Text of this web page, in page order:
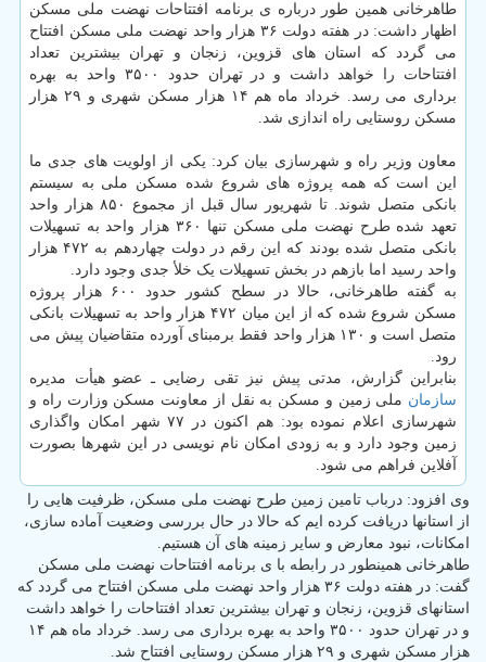
طاهرخانی همین طور درباره ی برنامه افتتاحات نهضت ملی مسکن
اظهار داشت: در هفته دولت ۳۶ هزار واحد نهضت ملی مسکن افتتاح
می گردد که استان های قزوین، زنجان و تهران بیشترین تعداد
افتتاحات را خواهد داشت و در تهران حدود ۳۵۰۰ واحد به بهره
برداری می رسد. خرداد ماه هم ۱۴ هزار مسکن شهری و ۲۹ هزار
مسکن روستایی راه اندازی شد.
معاون وزیر راه و شهرسازی بیان کرد: یکی از اولویت های جدی ما
این است که همه پروژه های شروع شده مسکن ملی به سیستم
بانکی متصل شوند. تا شهریور سال قبل از مجموع ۸۵۰ هزار واحد
تعهد شده طرح نهضت ملی مسکن تنها ۳۶۰ هزار واحد به تسهیلات
بانکی متصل شده بودند که این رقم در دولت چهاردهم به ۴۷۲ هزار
واحد رسید اما بازهم در بخش تسهیلات یک خلأ جدی وجود دارد.
به گفته طاهرخانی، حالا در سطح کشور حدود ۶۰۰ هزار پروژه
مسکن شروع شده که از این میان ۴۷۲ هزار واحد به تسهیلات بانکی
متصل است و ۱۳۰ هزار واحد فقط برمبنای آورده متقاضیان پیش می
رود.
بنابراین گزارش، مدتی پیش نیز تقی رضایی ـ عضو هیأت مدیره
سازمان ملی زمین و مسکن به نقل از معاونت مسکن وزارت راه و
شهرسازی اعلام نموده بود: هم اکنون در ۷۷ شهر امکان واگذاری
زمین وجود دارد و به زودی امکان نام نویسی در این شهرها بصورت
آفلاین فراهم می شود.
وی افزود: درباب تامین زمین طرح نهضت ملی مسکن، ظرفیت هایی را
از استانها دریافت کرده ایم که حالا در حال بررسی وضعیت آماده سازی،
امکانات، نبود معارض و سایر زمینه های آن هستیم.
طاهرخانی همینطور در رابطه با ی برنامه افتتاحات نهضت ملی مسکن
گفت: در هفته دولت ۳۶ هزار واحد نهضت ملی مسکن افتتاح می گردد که
استانهای قزوین، زنجان و تهران بیشترین تعداد افتتاحات را خواهد داشت
و در تهران حدود ۳۵۰۰ واحد به بهره برداری می رسد. خرداد ماه هم ۱۴
هزار مسکن شهری و ۲۹ هزار مسکن روستایی افتتاح شد.